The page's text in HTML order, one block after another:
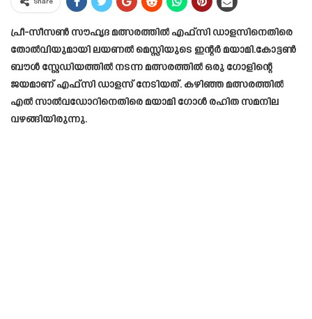
Share
പ്രീ-സീസൺ സൗഹൃദ മത്സരത്തിൽ എഫ്‌സി ഡാളസിനെതിരെ
തോൽവിയുമായി ലയണൽ മെസ്സിയുടെ ഇന്റർ മയാമി.കോട്ടൺ
ബൗൾ സ്റ്റേഡിയത്തിൽ നടന്ന മത്സരത്തിൽ ഒരു ഗോളിന്റെ
ജയമാണ് എഫ്‌സി ഡാളസ് നേടിയത്. കഴിഞ്ഞ മത്സരത്തിൽ
എൽ സാൽവഡോറിനെതിരെ മയാമി ഗോൾ രഹിത സമനില
വഴങ്ങിയിരുന്നു.